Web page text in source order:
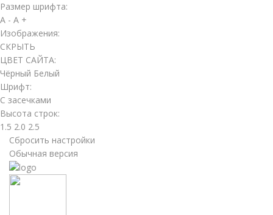
Размер шрифта:
A - A +
Изображения:
СКРЫТЬ
ЦВЕТ САЙТА:
Чёрный Белый
Шрифт:
С засечками
Высота строк:
1.5 2.0 2.5
Сбросить настройки
Обычная версия